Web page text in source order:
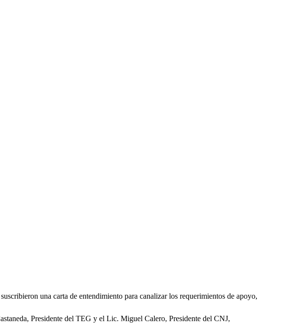
una carta de entendimiento para canalizar los requerimientos de apoyo,
Presidente del TEG y el Lic. Miguel Calero, Presidente del CNJ,